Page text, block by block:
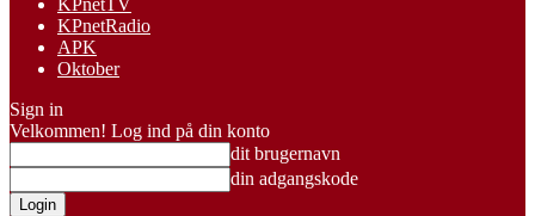
KPnetTV
KPnetRadio
APK
Oktober
Sign in
Velkommen! Log ind på din konto
dit brugernavn
din adgangskode